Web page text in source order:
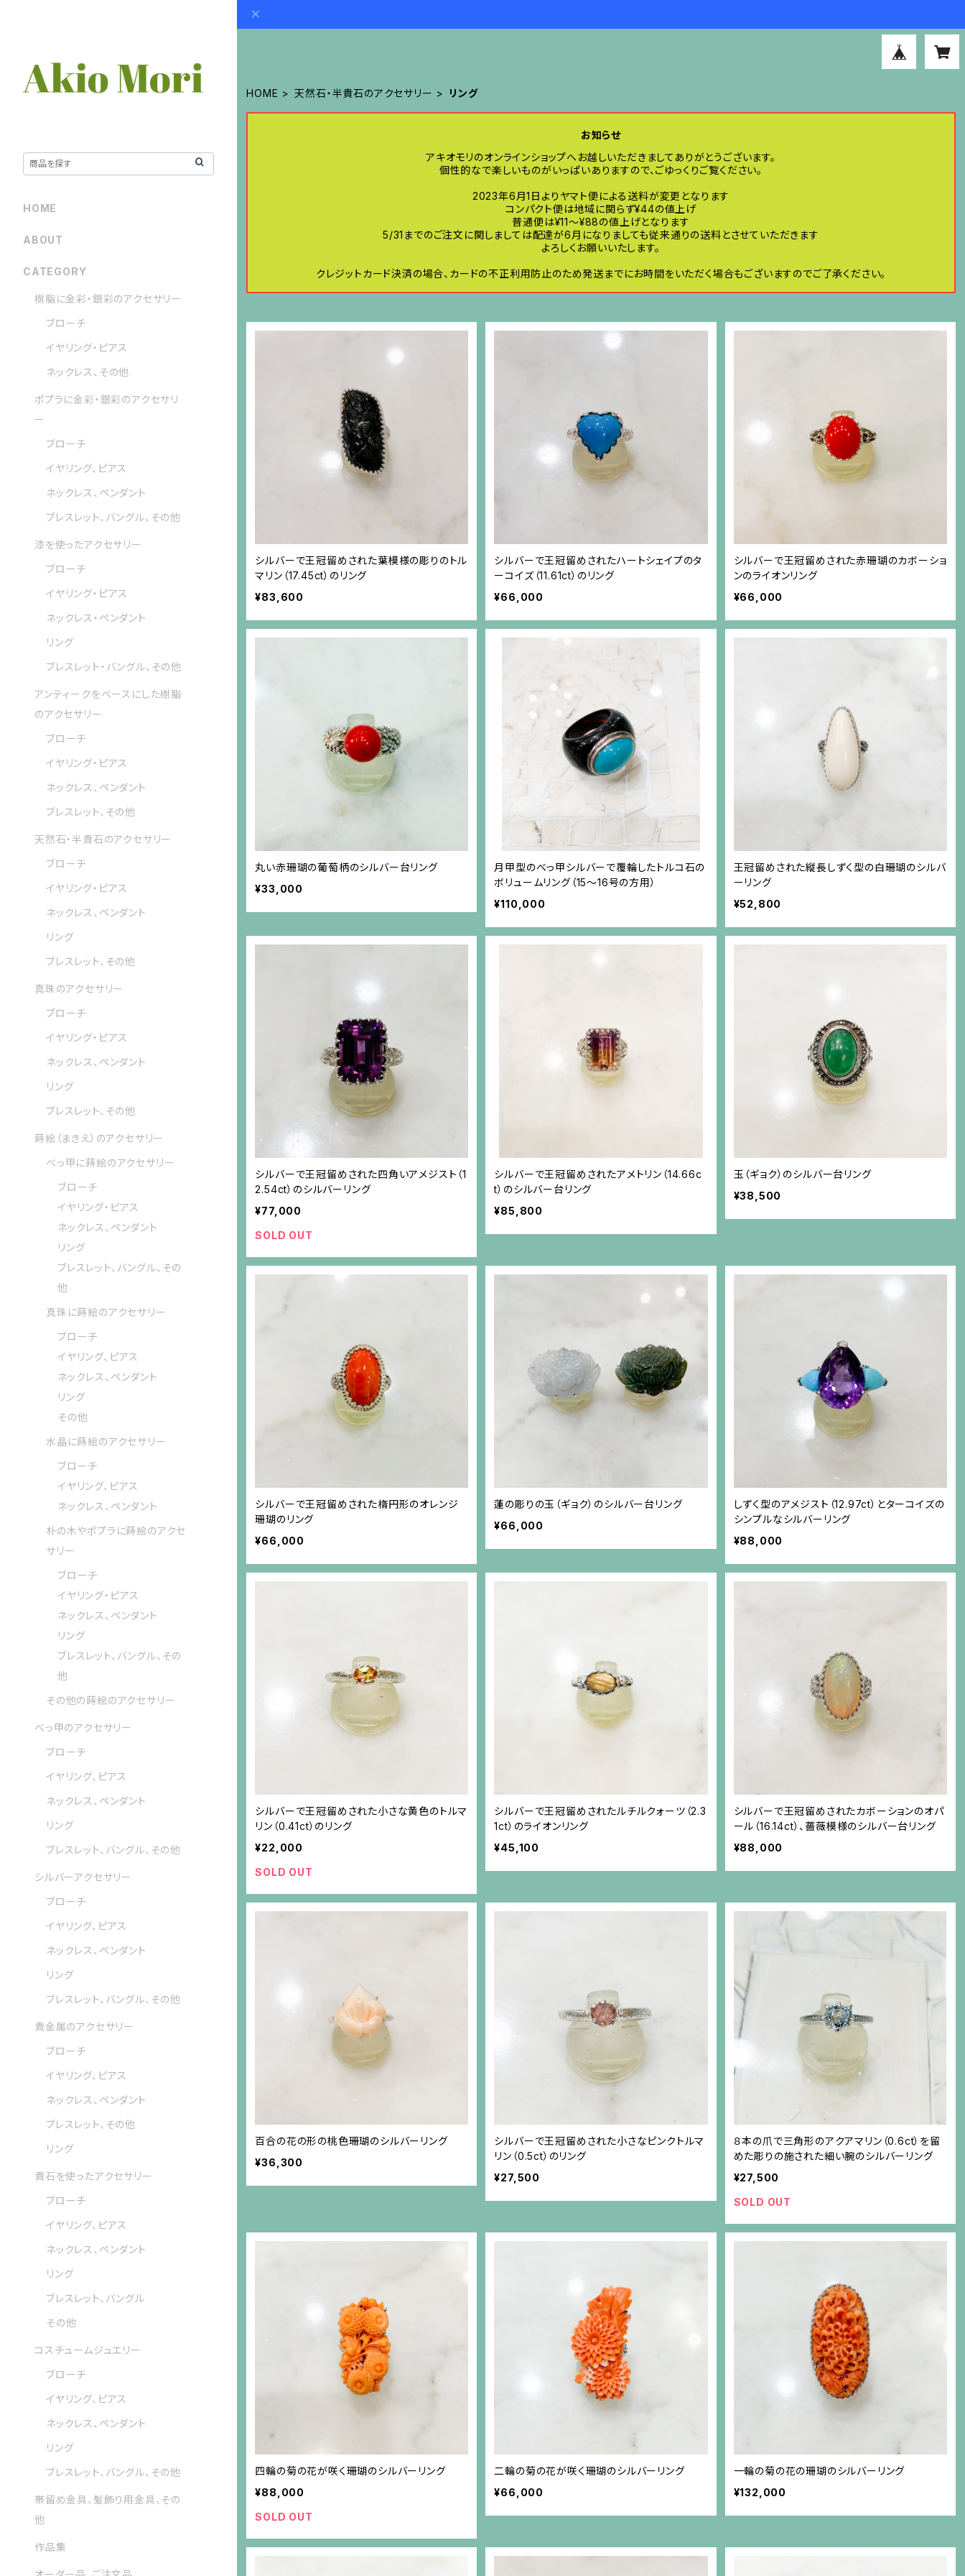
HOME 天然石・半貴石のアクセサリー リング
お知らせ
アキオモリのオンラインショップへお越しいただきましてありがとうございます。
個性的なで楽しいものがいっぱいありますので、ごゆっくりご覧ください。
2023年6月1日よりヤマト便による送料が変更となります
コンパクト便は地域に関らず¥44の値上げ
普通便は¥11〜¥88の値上げとなります
5/31までのご注文に関しましては配達が6月になりましても従来通りの送料とさせていただきます
よろしくお願いいたします。
クレジットカード決済の場合、カードの不正利用防止のため発送までにお時間をいただく場合もございますのでご了承ください。
シルバーで王冠留めされた葉模様の彫りのトル
マリン（17.45ct）のリング
¥83,600
シルバーで王冠留めされたハートシェイプのタ
ーコイズ（11.61ct）のリング
¥66,000
シルバーで王冠留めされた赤珊瑚のカボーショ
ンのライオンリング
¥66,000
丸い赤珊瑚の葡萄柄のシルバー台リング
¥33,000
月甲型のべっ甲シルバーで覆輪したトルコ石の
ボリュームリング（15～16号の方用）
¥110,000
王冠留めされた縦長しずく型の白珊瑚のシルバ
ーリング
¥52,800
シルバーで王冠留めされた四角いアメジスト（1
2.54ct）のシルバーリング
¥77,000
SOLD OUT
シルバーで王冠留めされたアメトリン（14.66c
t）のシルバー台リング
¥85,800
玉（ギョク）のシルバー台リング
¥38,500
シルバーで王冠留めされた楕円形のオレンジ
珊瑚のリング
¥66,000
蓮の彫りの玉（ギョク）のシルバー台リング
¥66,000
しずく型のアメジスト（12.97ct）とターコイズの
シンプルなシルバーリング
¥88,000
シルバーで王冠留めされた小さな黄色のトルマ
リン（0.41ct）のリング
¥22,000
SOLD OUT
シルバーで王冠留めされたルチルクォーツ（2.3
1ct）のライオンリング
¥45,100
シルバーで王冠留めされたカボーションのオパ
ール（16.14ct）、薔薇模様のシルバー台リング
¥88,000
百合の花の形の桃色珊瑚のシルバーリング
¥36,300
シルバーで王冠留めされた小さなピンクトルマ
リン（0.5ct）のリング
¥27,500
８本の爪で三角形のアクアマリン（0.6ct）を留
めた彫りの施された細い腕のシルバーリング
¥27,500
SOLD OUT
四輪の菊の花が咲く珊瑚のシルバーリング
¥88,000
SOLD OUT
二輪の菊の花が咲く珊瑚のシルバーリング
¥66,000
一輪の菊の花の珊瑚のシルバーリング
¥132,000
HOME
ABOUT
CATEGORY
樹脂に金彩・銀彩のアクセサリー
ブローチ
イヤリング・ピアス
ネックレス、その他
ポプラに金彩・銀彩のアクセサリ
ー
ブローチ
イヤリング、ピアス
ネックレス、ペンダント
ブレスレット、バングル、その他
漆を使ったアクセサリー
ブローチ
イヤリング・ピアス
ネックレス・ペンダント
リング
ブレスレット・バングル、その他
アンティークをベースにした樹脂
のアクセサリー
ブローチ
イヤリング・ピアス
ネックレス、ペンダント
ブレスレット、その他
天然石・半貴石のアクセサリー
ブローチ
イヤリング・ピアス
ネックレス、ペンダント
リング
ブレスレット、その他
真珠のアクセサリー
ブローチ
イヤリング・ピアス
ネックレス、ペンダント
リング
ブレスレット、その他
蒔絵（まきえ）のアクセサリー
べっ甲に蒔絵のアクセサリー
ブローチ
イヤリング・ピアス
ネックレス、ペンダント
リング
ブレスレット、バングル、その
他
真珠に蒔絵のアクセサリー
ブローチ
イヤリング、ピアス
ネックレス、ペンダント
リング
その他
水晶に蒔絵のアクセサリー
ブローチ
イヤリング、ピアス
ネックレス、ペンダント
朴の木やポプラに蒔絵のアクセ
サリー
ブローチ
イヤリング・ピアス
ネックレス、ペンダント
リング
ブレスレット、バングル、その
他
その他の蒔絵のアクセサリー
べっ甲のアクセサリー
ブローチ
イヤリング、ピアス
ネックレス、ペンダント
リング
ブレスレット、バングル、その他
シルバーアクセサリー
ブローチ
イヤリング、ピアス
ネックレス、ペンダント
リング
ブレスレット、バングル、その他
貴金属のアクセサリー
ブローチ
イヤリング、ピアス
ネックレス、ペンダント
ブレスレット、その他
リング
貴石を使ったアクセサリー
ブローチ
イヤリング、ピアス
ネックレス、ペンダント
リング
ブレスレット、バングル
その他
コスチュームジュエリー
ブローチ
イヤリング、ピアス
ネックレス、ペンダント
リング
ブレスレット、バングル、その他
帯留め金具、髪飾り用金具、その
他
作品集